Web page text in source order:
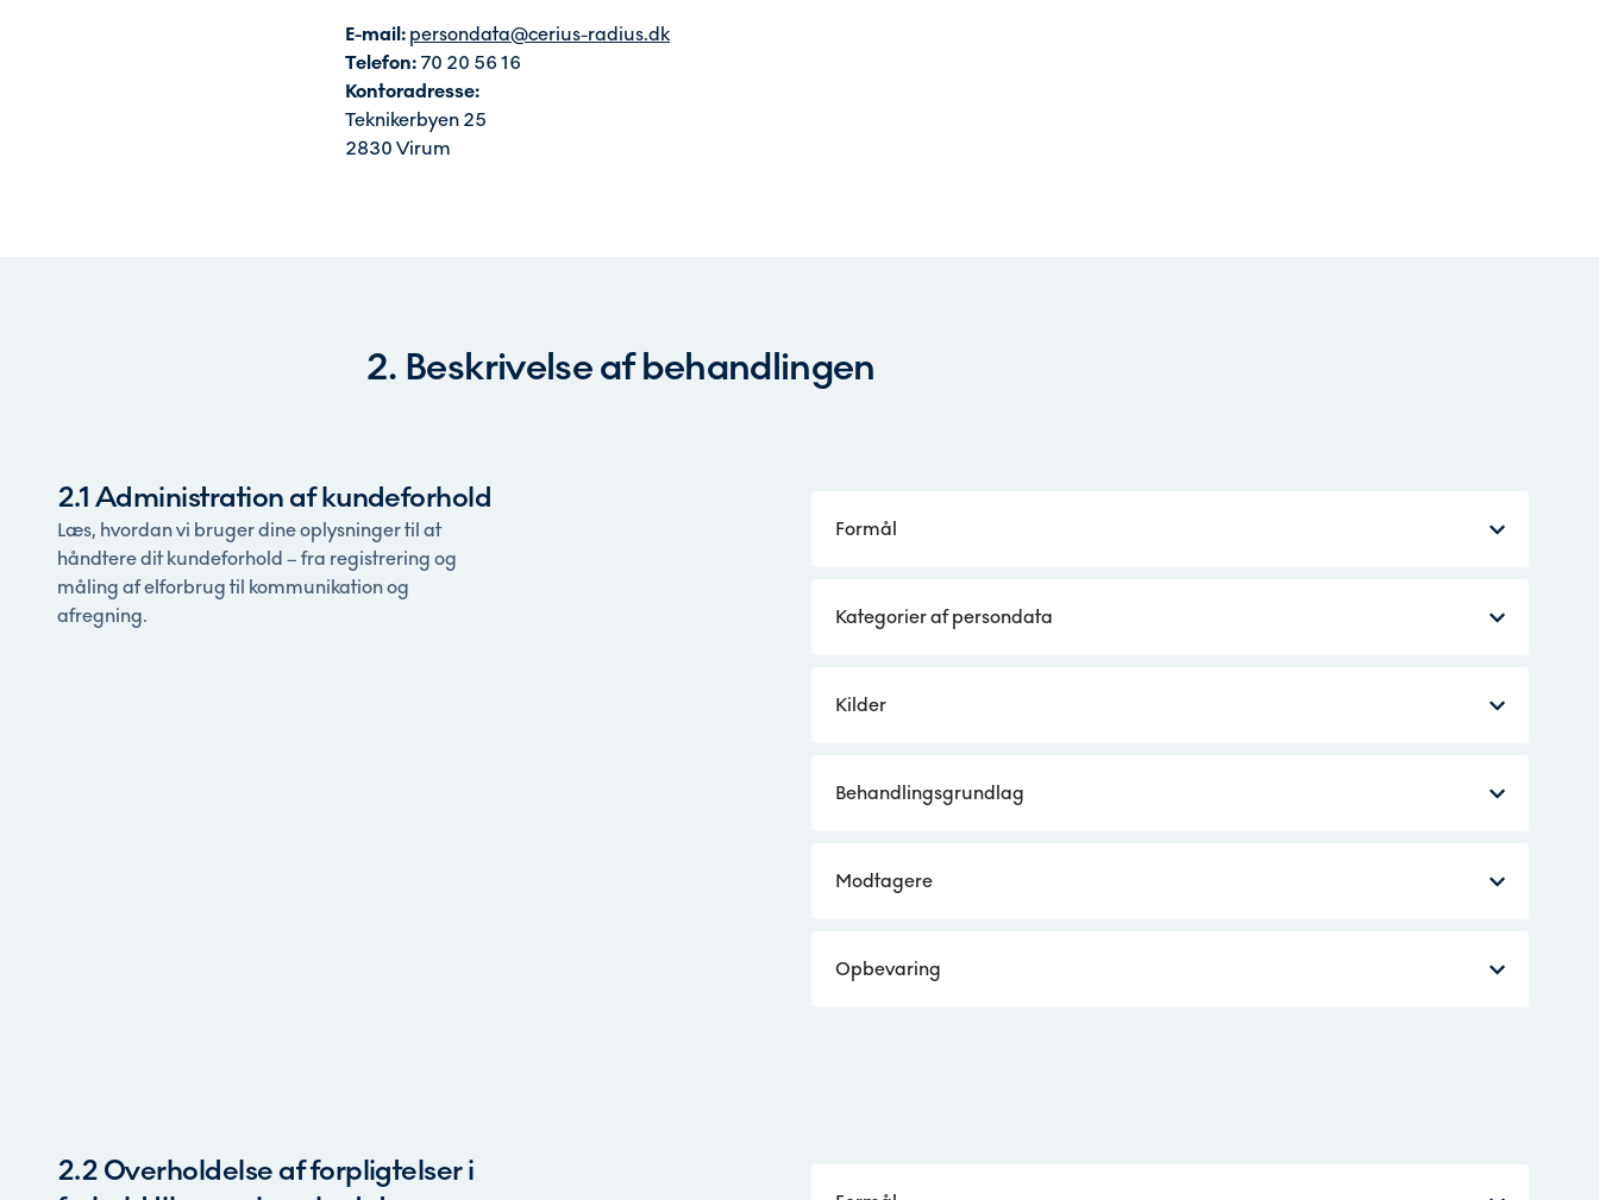
E-mail: persondata@cerius-radius.dk
Telefon: 70 20 56 16
Kontoradresse:
Teknikerbyen 25
2830 Virum
2. Beskrivelse af behandlingen
2.1 Administration af kundeforhold
Læs, hvordan vi bruger dine oplysninger til at
håndtere dit kundeforhold – fra registrering og
måling af elforbrug til kommunikation og
afregning.
Formål
Kategorier af persondata
Kilder
Behandlingsgrundlag
Modtagere
Opbevaring
2.2 Overholdelse af forpligtelser i